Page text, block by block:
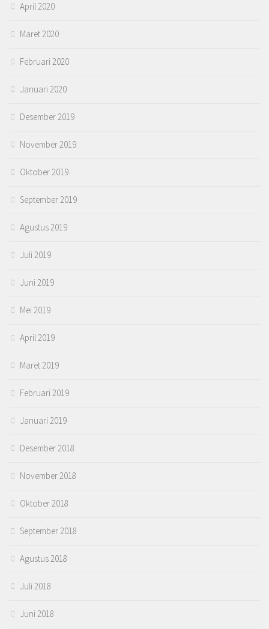
April 2020
Maret 2020
Februari 2020
Januari 2020
Desember 2019
November 2019
Oktober 2019
September 2019
Agustus 2019
Juli 2019
Juni 2019
Mei 2019
April 2019
Maret 2019
Februari 2019
Januari 2019
Desember 2018
November 2018
Oktober 2018
September 2018
Agustus 2018
Juli 2018
Juni 2018